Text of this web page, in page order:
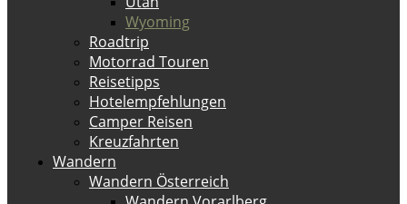
Wyoming
Roadtrip
Motorrad Touren
Reisetipps
Hotelempfehlungen
Camper Reisen
Kreuzfahrten
Wandern
Wandern Österreich